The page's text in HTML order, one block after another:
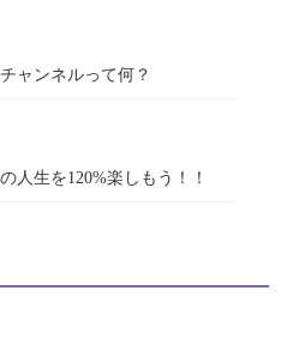
ャンネルって何？
人生を120%楽しもう！！